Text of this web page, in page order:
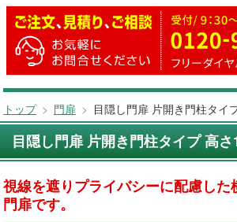
トップ > 門扉 > 目隠し門扉 片開き門柱タイ
目隠し門扉 片開き門柱タイプ 高
視線を遮りプライバシーに配慮した
門扉です。